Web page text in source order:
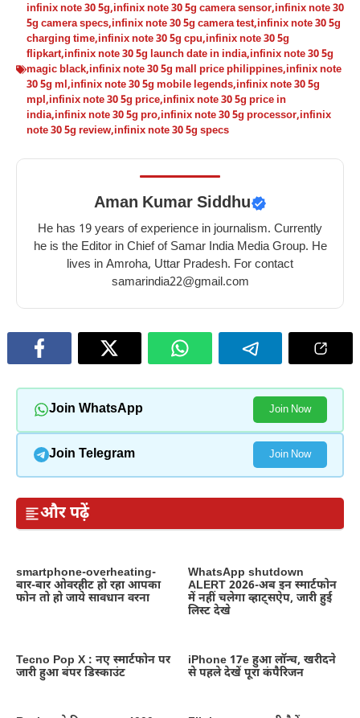
infinix note 30 5g,infinix note 30 5g camera sensor,infinix note 30
5g camera specs,infinix note 30 5g camera test,infinix note 30 5g
charging time,infinix note 30 5g cpu,infinix note 30 5g
flipkart,infinix note 30 5g launch date in india,infinix note 30 5g
magic black,infinix note 30 5g mall price philippines,infinix note
30 5g ml,infinix note 30 5g mobile legends,infinix note 30 5g
mpl,infinix note 30 5g price,infinix note 30 5g price in
india,infinix note 30 5g pro,infinix note 30 5g processor,infinix
note 30 5g review,infinix note 30 5g specs
Aman Kumar Siddhu
He has 19 years of experience in journalism. Currently
he is the Editor in Chief of Samar India Media Group. He
lives in Amroha, Uttar Pradesh. For contact
samarindia22@gmail.com
Join WhatsApp Join Now
Join Telegram Join Now
और पढ़ें
smartphone-overheating-
बार-बार ओवरहीट हो रहा आपका
फोन तो हो जाये सावधान वरना
WhatsApp shutdown
ALERT 2026-अब इन स्मार्टफोन
में नहीं चलेगा व्हाट्सऐप, जारी हुई
लिस्ट देखे
Tecno Pop X : नए स्मार्टफोन पर
जारी हुआ बंपर डिस्काउंट
iPhone 17e हुआ लॉन्च, खरीदने
से पहले देखें पूरा कंपैरिजन